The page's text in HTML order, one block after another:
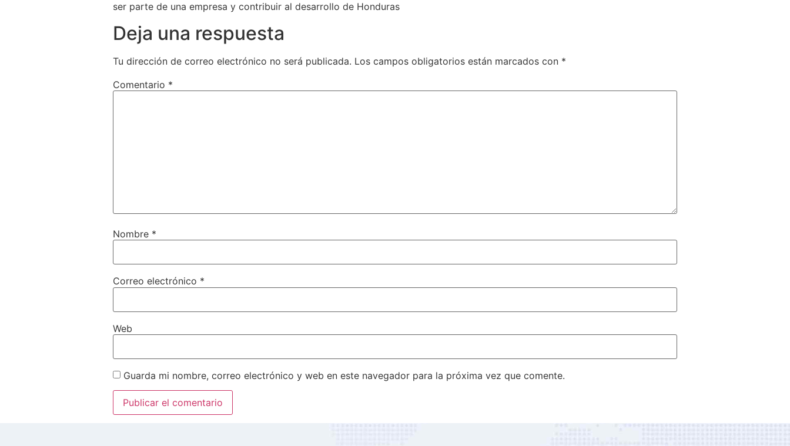
ser parte de una empresa y contribuir al desarrollo de Honduras
Deja una respuesta
Tu dirección de correo electrónico no será publicada. Los campos obligatorios están marcados con *
Comentario *
Nombre *
Correo electrónico *
Web
Guarda mi nombre, correo electrónico y web en este navegador para la próxima vez que comente.